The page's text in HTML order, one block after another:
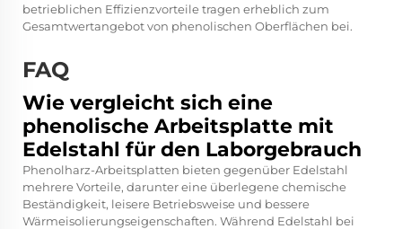
betrieblichen Effizienzvorteile tragen erheblich zum
Gesamtwertangebot von phenolischen Oberflächen bei.
FAQ
Wie vergleicht sich eine
phenolische Arbeitsplatte mit
Edelstahl für den Laborgebrauch
Phenolharz-Arbeitsplatten bieten gegenüber Edelstahl
mehrere Vorteile, darunter eine überlegene chemische
Beständigkeit, leisere Betriebsweise und bessere
Wärmeisolierungseigenschaften. Während Edelstahl bei